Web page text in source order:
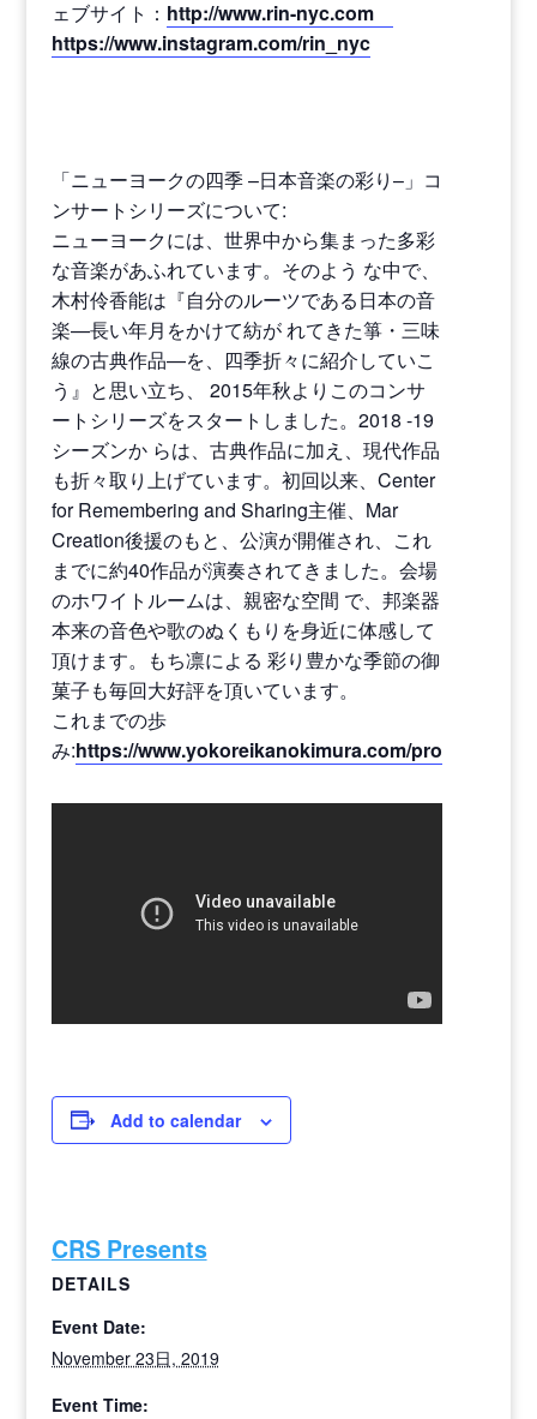
ェブサイト： http://www.rin-nyc.com
https://www.instagram.com/rin_nyc
「ニューヨークの四季 –日本音楽の彩り–」コ
ンサートシリーズについて:
ニューヨークには、世界中から集まった多彩
な音楽があふれています。そのよう な中で、
木村伶香能は『自分のルーツである日本の音
楽—長い年月をかけて紡が れてきた箏・三味
線の古典作品—を、四季折々に紹介していこ
う』と思い立ち、 2015年秋よりこのコンサ
ートシリーズをスタートしました。2018 -19
シーズンか らは、古典作品に加え、現代作品
も折々取り上げています。初回以来、Center
for Remembering and Sharing主催、Mar
Creation後援のもと、公演が開催され、これ
までに約40作品が演奏されてきました。会場
のホワイトルームは、親密な空間 で、邦楽器
本来の音色や歌のぬくもりを身近に体感して
頂けます。もち凛による 彩り豊かな季節の御
菓子も毎回大好評を頂いています。
これまでの歩
み:https://www.yokoreikanokimura.com/projects/
Add to calendar
CRS Presents
DETAILS
Event Date:
November 23日, 2019
Event Time: